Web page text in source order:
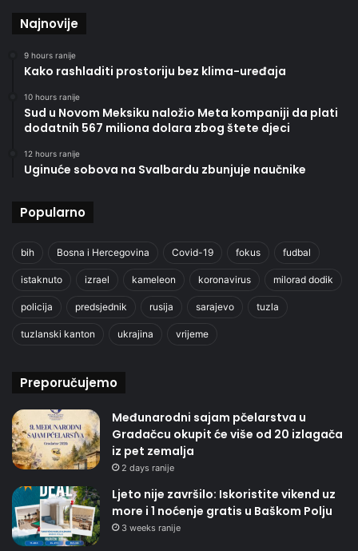
Najnovije
9 hours ranije
Kako rashladiti prostoriju bez klima-uređaja
10 hours ranije
Sud u Novom Meksiku naložio Meta kompaniji da plati
dodatnih 567 miliona dolara zbog štete djeci
12 hours ranije
Uginuće sobova na Svalbardu zbunjuje naučnike
Popularno
bih Bosna i Hercegovina Covid-19 fokus fudbal
istaknuto izrael kameleon koronavirus milorad dodik
policija predsjednik rusija sarajevo tuzla
tuzlanski kanton ukrajina vrijeme
Preporučujemo
Međunarodni sajam pčelarstva u
Gradačcu okupit će više od 20 izlagača
iz pet zemalja
2 days ranije
Ljeto nije završilo: Iskoristite vikend uz
more i 1 noćenje gratis u Baškom Polju
3 weeks ranije